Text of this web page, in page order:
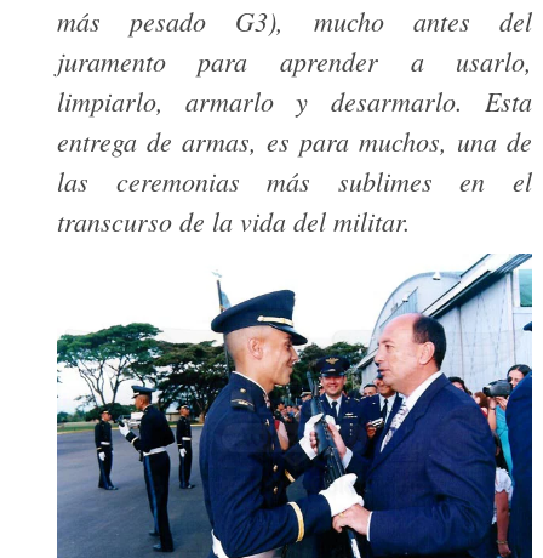
más pesado G3), mucho antes del
juramento para aprender a usarlo,
limpiarlo, armarlo y desarmarlo. Esta
entrega de armas, es para muchos, una de
las ceremonias más sublimes en el
transcurso de la vida del militar.